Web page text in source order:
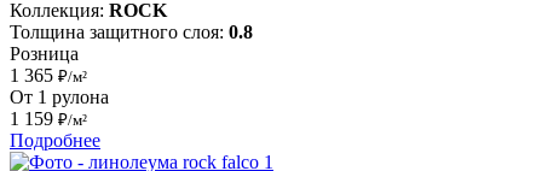
Коллекция: ROCK
Толщина защитного слоя: 0.8
Розница
1 365 ₽/м²
От 1 рулона
1 159 ₽/м²
Подробнее